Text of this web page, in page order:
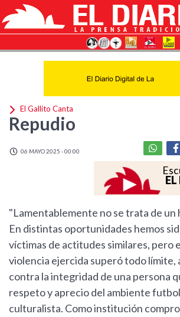
El Gallito Canta
Repudio
06 MAYO 2025 - 00:00
"Lamentablemente no se trata de un
En distintas oportunidades hemos
víctimas de actitudes similares, pero
violencia ejercida superó todo
contra la integridad de una persona
respeto y aprecio del ambiente
culturalista. Como institución